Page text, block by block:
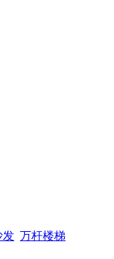
发 万杆楼梯